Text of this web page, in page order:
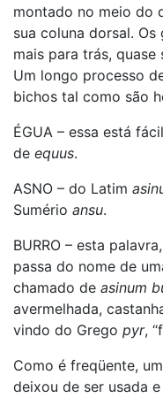
montado no meio do
sua coluna dorsal.
mais para trás,
Um longo processo
bichos tal como são
ÉGUA – essa está
de equus.
ASNO – do Latim
Sumério ansu.
BURRO – esta
passa do nome de
chamado de asinum
avermelhada,
vindo do Grego pyr,
Como é freqüente,
deixou de ser usada